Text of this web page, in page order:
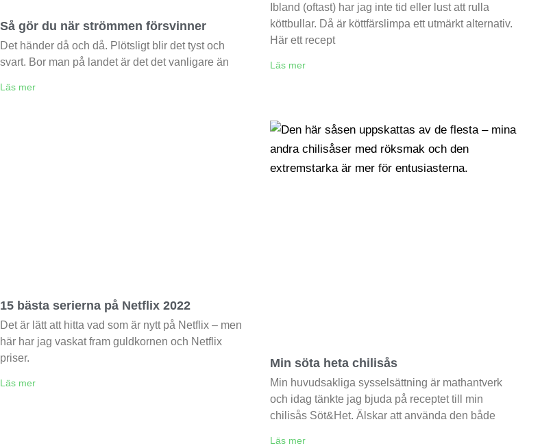
Så gör du när strömmen försvinner
Det händer då och då. Plötsligt blir det tyst och
svart. Bor man på landet är det det vanligare än
Läs mer
Ibland (oftast) har jag inte tid eller lust att rulla
köttbullar. Då är köttfärslimpa ett utmärkt alternativ.
Här ett recept
Läs mer
15 bästa serierna på Netflix 2022
Det är lätt att hitta vad som är nytt på Netflix – men
här har jag vaskat fram guldkornen och Netflix
priser.
Läs mer
Min söta heta chilisås
Min huvudsakliga sysselsättning är mathantverk
och idag tänkte jag bjuda på receptet till min
chilisås Söt&Het. Älskar att använda den både
Läs mer